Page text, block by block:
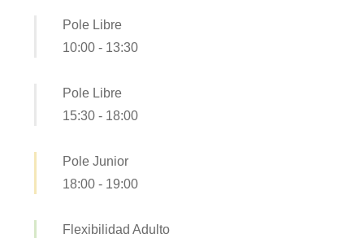
Pole Libre
10:00 - 13:30
Pole Libre
15:30 - 18:00
Pole Junior
18:00 - 19:00
Flexibilidad Adulto